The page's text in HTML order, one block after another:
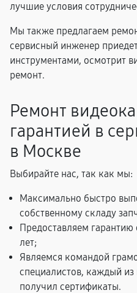
лучшие условия
Мы также предлагаем
сервисный инженер
инструментами, осмотрит
ремонт.
Ремонт
гарантией в
в Москве
Выбирайте нас, так как мы:
Максимально быстро
собственному складу
Предоставляем
лет;
Являемся командой
специалистов, каждый
получил сертификаты.